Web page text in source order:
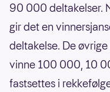
90 000 deltakelser.
gir det en
deltakelse. De
vinne 100 000, 10
fastsettes i